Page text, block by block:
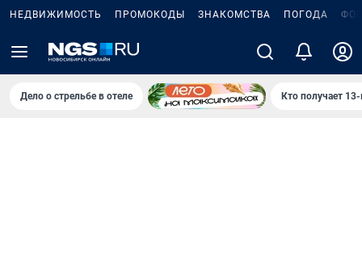
НЕДВИЖИМОСТЬ ПРОМОКОДЫ ЗНАКОМСТВА ПОГОДА
Дело о стрельбе в отеле Кто получает